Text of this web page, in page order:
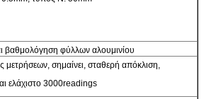
βαθμολόγηση φύλλων αλουμινίου
μετρήσεων, σημαίνει, σταθερή απόκλιση,
ελάχιστο 3000readings